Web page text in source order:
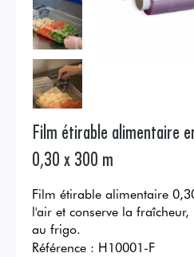
Film étirable alimentaire
0,30 x 300 m
Film étirable alimentaire
l'air et conserve la
au frigo.
Référence : H10001-F